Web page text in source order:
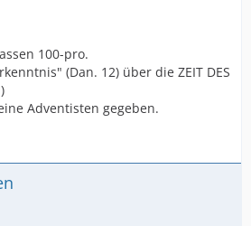
100-pro.
(Dan. 12) über die ZEIT DES
Adventisten gegeben.